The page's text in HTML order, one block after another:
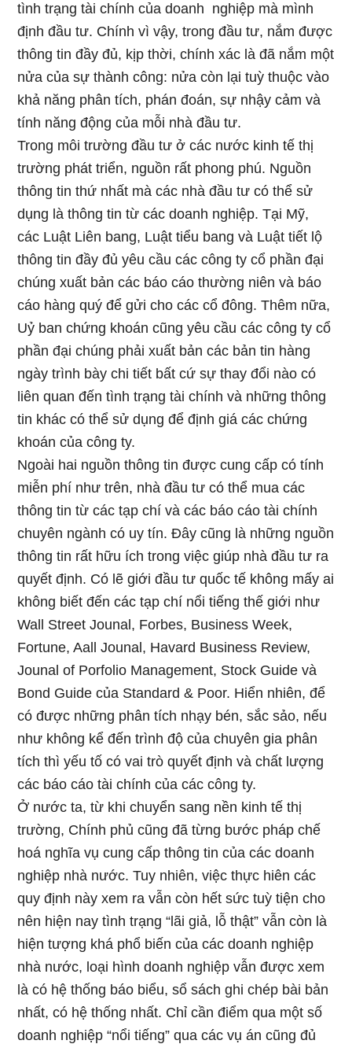
tình trạng tài chính của doanh nghiệp mà mình
định đầu tư. Chính vì vậy, trong đầu tư, nắm được
thông tin đầy đủ, kịp thời, chính xác là đã nắm một
nửa của sự thành công: nửa còn lại tuỳ thuộc vào
khả năng phân tích, phán đoán, sự nhậy cảm và
tính năng động của mỗi nhà đầu tư.
Trong môi trường đầu tư ở các nước kinh tế thị
trường phát triển, nguồn rất phong phú. Nguồn
thông tin thứ nhất mà các nhà đầu tư có thể sử
dụng là thông tin từ các doanh nghiệp. Tại Mỹ,
các Luật Liên bang, Luật tiểu bang và Luật tiết lộ
thông tin đầy đủ yêu cầu các công ty cổ phần đại
chúng xuất bản các báo cáo thường niên và báo
cáo hàng quý để gửi cho các cổ đông. Thêm nữa,
Uỷ ban chứng khoán cũng yêu cầu các công ty cổ
phần đại chúng phải xuất bản các bản tin hàng
ngày trình bày chi tiết bất cứ sự thay đổi nào có
liên quan đến tình trạng tài chính và những thông
tin khác có thể sử dụng để định giá các chứng
khoán của công ty.
Ngoài hai nguồn thông tin được cung cấp có tính
miễn phí như trên, nhà đầu tư có thể mua các
thông tin từ các tạp chí và các báo cáo tài chính
chuyên ngành có uy tín. Đây cũng là những nguồn
thông tin rất hữu ích trong việc giúp nhà đầu tư ra
quyết định. Có lẽ giới đầu tư quốc tế không mấy ai
không biết đến các tạp chí nổi tiếng thế giới như
Wall Street Jounal, Forbes, Business Week,
Fortune, Aall Jounal, Havard Business Review,
Jounal of Porfolio Management, Stock Guide và
Bond Guide của Standard & Poor. Hiển nhiên, để
có được những phân tích nhạy bén, sắc sảo, nếu
như không kể đến trình độ của chuyên gia phân
tích thì yếu tố có vai trò quyết định và chất lượng
các báo cáo tài chính của các công ty.
Ở nước ta, từ khi chuyển sang nền kinh tế thị
trường, Chính phủ cũng đã từng bước pháp chế
hoá nghĩa vụ cung cấp thông tin của các doanh
nghiệp nhà nước. Tuy nhiên, việc thực hiên các
quy định này xem ra vẫn còn hết sức tuỳ tiện cho
nên hiện nay tình trạng “lãi giả, lỗ thật” vẫn còn là
hiện tượng khá phổ biến của các doanh nghiệp
nhà nước, loại hình doanh nghiệp vẫn được xem
là có hệ thống báo biểu, sổ sách ghi chép bài bản
nhất, có hệ thống nhất. Chỉ cần điểm qua một số
doanh nghiệp “nổi tiếng” qua các vụ án cũng đủ